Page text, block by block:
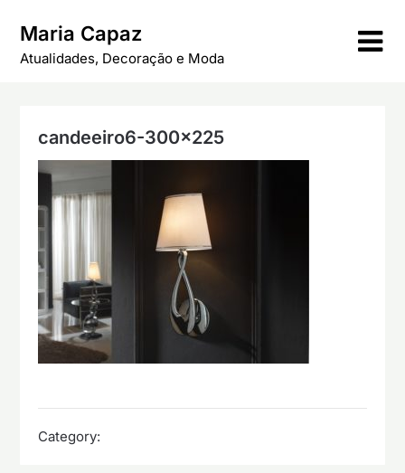
content
Maria Capaz
Atualidades, Decoração e Moda
candeeiro6-300×225
Category: